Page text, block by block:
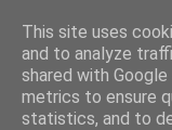
This site uses
and to analyze
shared with
metrics to ensure
statistics, and to